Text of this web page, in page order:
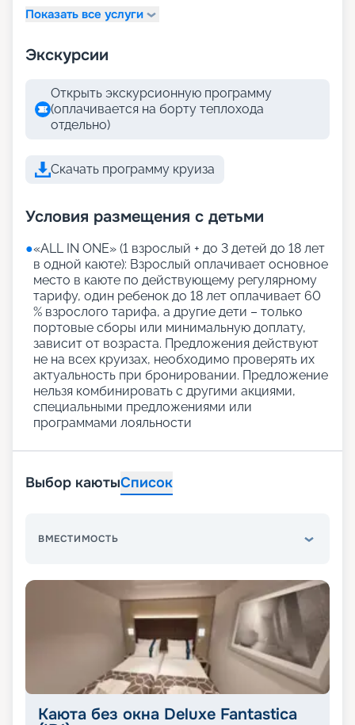
Показать все услуги
Экскурсии
Открыть экскурсионную программу
(оплачивается на борту теплохода
отдельно)
Скачать программу круиза
Условия размещения с детьми
●«АLL IN ONE» (1 взрослый + до 3 детей до 18 лет
в одной каюте): Взрослый оплачивает основное
место в каюте по действующему регулярному
тарифу, один ребенок до 18 лет оплачивает 60
% взрослого тарифа, а другие дети – только
портовые сборы или минимальную доплату,
зависит от возраста. Предложения действуют
не на всех круизах, необходимо проверять их
актуальность при бронировании. Предложение
нельзя комбинировать с другими акциями,
специальными предложениями или
программами лояльности
Выбор каютыСписок
ВМЕСТИМОСТЬ
Каюта без окна Deluxe Fantastica